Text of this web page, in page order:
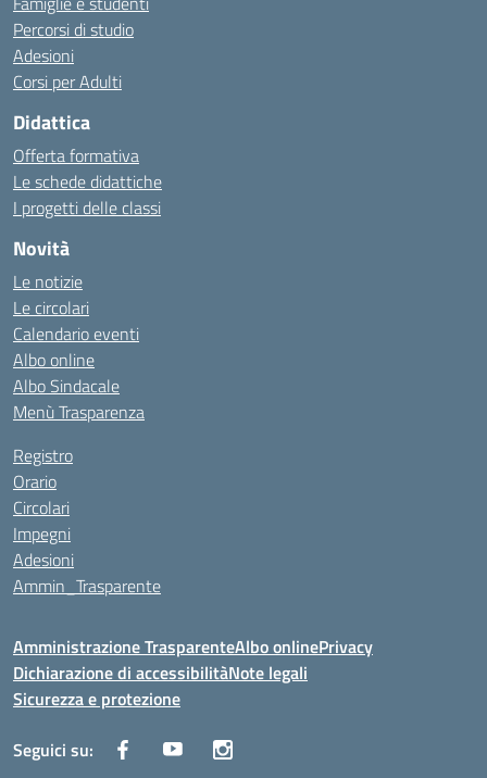
Percorsi di studio
Adesioni
Corsi per Adulti
Didattica
Offerta formativa
Le schede didattiche
I progetti delle classi
Novità
Le notizie
Le circolari
Calendario eventi
Albo online
Albo Sindacale
Menù Trasparenza
Registro
Orario
Circolari
Impegni
Adesioni
Ammin_Trasparente
Amministrazione TrasparenteAlbo onlinePrivacy
Dichiarazione di accessibilitàNote legali
Sicurezza e protezione
Seguici su: